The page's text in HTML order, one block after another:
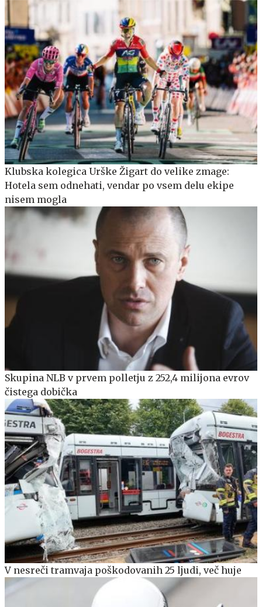
Klubska kolegica Urške Žigart do velike zmage:
Hotela sem odnehati, vendar po vsem delu ekipe
nisem mogla
Skupina NLB v prvem polletju z 252,4 milijona evrov
čistega dobička
V nesreči tramvaja poškodovanih 25 ljudi, več huje